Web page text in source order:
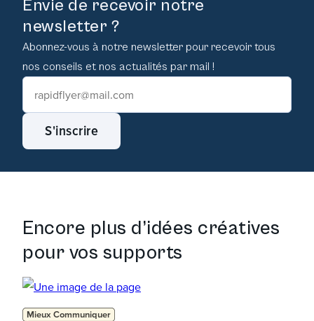
Envie de recevoir notre
newsletter ?
Abonnez-vous à notre newsletter pour recevoir tous
nos conseils et nos actualités par mail !
S'inscrire
Encore plus d’idées créatives
pour vos supports
Mieux Communiquer